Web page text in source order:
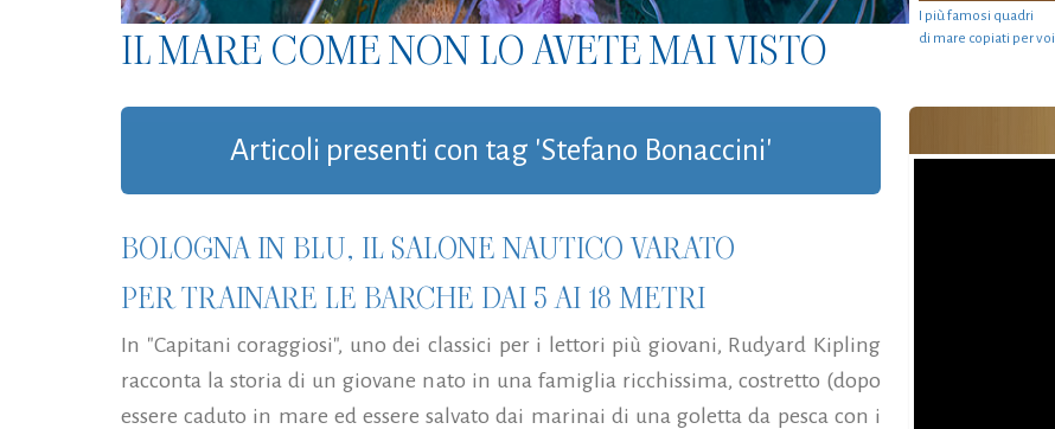
IL MARE COME NON LO AVETE MAI VISTO
I più famosi quadri
di mare copiati per voi
Articoli presenti con tag 'Stefano Bonaccini'
BOLOGNA IN BLU, IL SALONE NAUTICO VARATO
PER TRAINARE LE BARCHE DAI 5 AI 18 METRI
In "Capitani coraggiosi", uno dei classici per i lettori più giovani, Rudyard Kipling
racconta la storia di un giovane nato in una famiglia ricchissima, costretto (dopo
essere caduto in mare ed essere salvato dai marinai di una goletta da pesca con i